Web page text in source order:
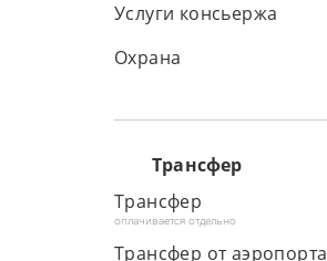
Услуги консьержа
Охрана
Трансфер
Трансфер
оплачивается отдельно
Трансфер от аэропорта